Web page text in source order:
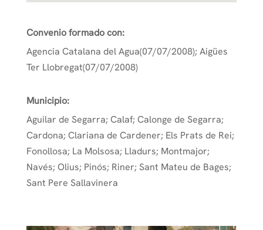
Convenio formado con:
Agencia Catalana del Agua(07/07/2008); Aigües
Ter Llobregat(07/07/2008)
Municipio:
Aguilar de Segarra; Calaf; Calonge de Segarra;
Cardona; Clariana de Cardener; Els Prats de Rei;
Fonollosa; La Molsosa; Lladurs; Montmajor;
Navés; Olius; Pinós; Riner; Sant Mateu de Bages;
Sant Pere Sallavinera